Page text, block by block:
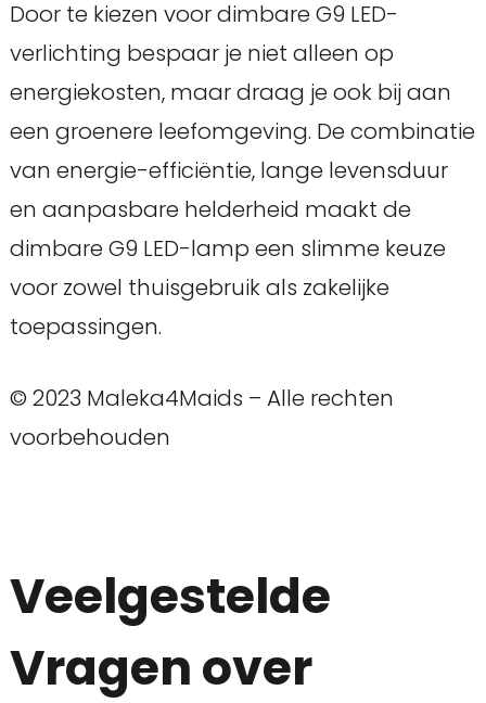
Door te kiezen voor dimbare G9 LED-
verlichting bespaar je niet alleen op
energiekosten, maar draag je ook bij aan
een groenere leefomgeving. De combinatie
van energie-efficiëntie, lange levensduur
en aanpasbare helderheid maakt de
dimbare G9 LED-lamp een slimme keuze
voor zowel thuisgebruik als zakelijke
toepassingen.
© 2023 Maleka4Maids – Alle rechten
voorbehouden
Veelgestelde
Vragen over